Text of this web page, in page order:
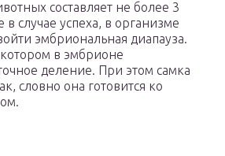
составляет не более 3
в случае успеха, в организме
эмбриональная диапауза.
в эмбрионе
деление. При этом самка
словно она готовится ко